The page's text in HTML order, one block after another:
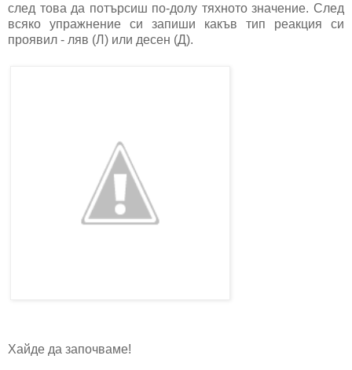
след това да потърсиш по-долу тяхното значение. След
всяко упражнение си запиши какъв тип реакция си
проявил - ляв (Л) или десен (Д).
Хайде да започваме!